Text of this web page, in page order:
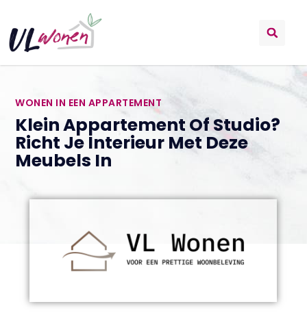
WONEN IN EEN APPARTEMENT
Klein Appartement Of Studio?
Richt Je Interieur Met Deze
Meubels In